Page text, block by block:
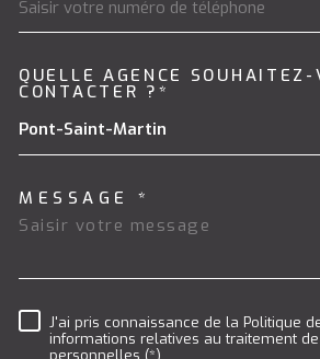
QUELLE AGENCE SOUHAITEZ-
CONTACTER ?*
Pont-Saint-Martin
MESSAGE *
RÈGLEMENTATION
J'ai pris connaissance de la Politique
informations relatives au traitement
personnelles (*)